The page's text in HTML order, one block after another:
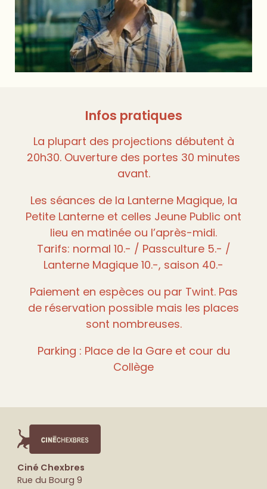
Infos pratiques
La plupart des projections débutent à
20h30. Ouverture des portes 30 minutes
avant.
Les séances de la Lanterne Magique, la
Petite Lanterne et celles Jeune Public ont
lieu en matinée ou l’après-midi.
Tarifs: normal 10.- / Passculture 5.- /
Lanterne Magique 10.-, saison 40.-
Paiement en espèces ou par Twint. Pas
de réservation possible mais les places
sont nombreuses.
Parking : Place de la Gare et cour du
Collège
Ciné Chexbres
Rue du Bourg 9